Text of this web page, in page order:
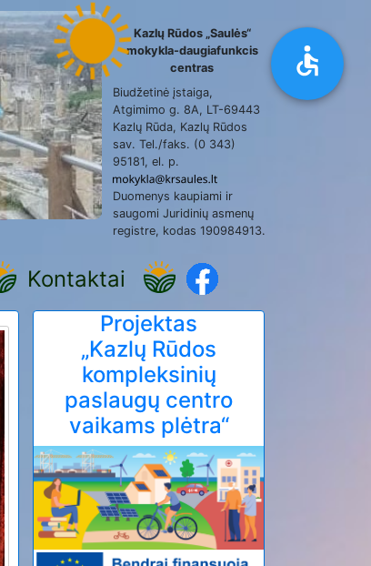
Kazlų Rūdos „Saulės“
mokykla-daugiafunkcis
centras
Biudžetinė įstaiga,
Atgimimo g. 8A, LT-69443
Kazlų Rūda, Kazlų Rūdos
sav. Tel./faks. (0 343)
95181, el. p.
Duomenys kaupiami ir
saugomi Juridinių asmenų
registre, kodas 190984913.
Kontaktai
Projektas
„Kazlų Rūdos
kompleksinių
paslaugų centro
vaikams plėtra“